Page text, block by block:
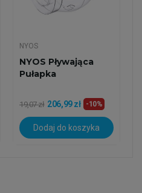
NYOS
NYOS Pływająca
Pułapka
19,07 zł 206,99 zł -10%
Dodaj do koszyka